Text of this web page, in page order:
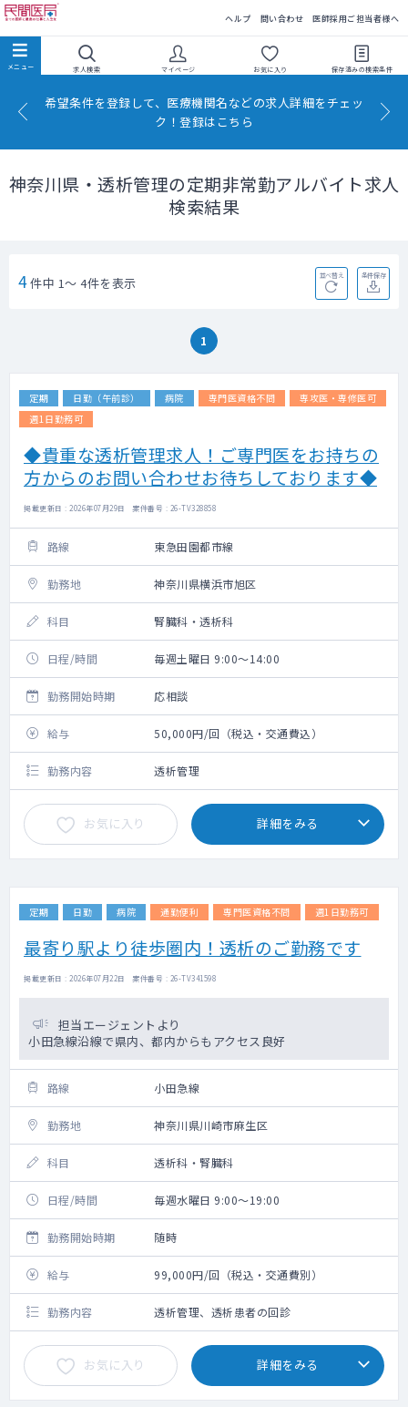
ヘルプ 問い合わせ 医師採用ご担当者様へ
求人検索 マイページ お気に入り 保存済みの検索条件
希望条件を登録して、医療機関名などの求人詳細をチェッ
ク！登録はこちら
神奈川県・透析管理の定期非常勤アルバイト求人
検索結果
4件中 1～ 4件を表示 並べ替え 条件保存
1
定期 日勤（午前診） 病院 専門医資格不問
専攻医・専修医可
週1日勤務可
◆貴重な透析管理求人！ご専門医をお持ちの
方からのお問い合わせお待ちしております◆
掲載更新日 : 2026年07月29日 案件番号 : 26-TV328858
路線 東急田園都市線
勤務地 神奈川県横浜市旭区
科目 腎臓科・透析科
日程/時間 毎週土曜日 9:00～14:00
勤務開始時期 応相談
給与 50,000円/回（税込・交通費込）
勤務内容 透析管理
お気に入り 詳細をみる
定期 日勤 病院 通勤便利 専門医資格不問 週1日勤務可
最寄り駅より徒歩圏内！透析のご勤務です
掲載更新日 : 2026年07月22日 案件番号 : 26-TV341598
担当エージェントより
小田急線沿線で県内、都内からもアクセス良好
路線 小田急線
勤務地 神奈川県川崎市麻生区
科目 透析科・腎臓科
日程/時間 毎週水曜日 9:00～19:00
勤務開始時期 随時
給与 99,000円/回（税込・交通費別）
勤務内容 透析管理、透析患者の回診
お気に入り 詳細をみる